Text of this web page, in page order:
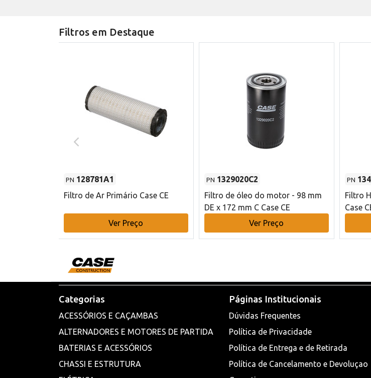
Filtros em Destaque
PN 128781A1
Filtro de Ar Primário Case CE
Ver Preço
PN 1329020C2
Filtro de óleo do motor - 98 mm
DE x 172 mm C Case CE
Ver Preço
PN
Filtro
Case
Categorias
ACESSÓRIOS E CAÇAMBAS
ALTERNADORES E MOTORES DE PARTIDA
BATERIAS E ACESSÓRIOS
CHASSI E ESTRUTURA
Páginas Institucionais
Dúvidas Frequentes
Política de Privacidade
Política de Entrega e de Retirada
Política de Cancelamento e Devoluçao